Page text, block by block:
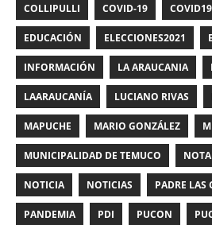
COLLIPULLI COVID-19 COVID19
EDUCACIÓN ELECCIONES2021
INFORMACIÓN LA ARAUCANIA
LAARAUCANÍA LUCIANO RIVAS
MAPUCHE MARIO GONZÁLEZ
MUNICIPALIDAD DE TEMUCO NOTA
NOTICIA NOTICIAS PADRE LAS
PANDEMIA PDI PUCON